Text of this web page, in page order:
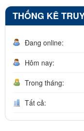
THỐNG KÊ
Đang online:
Hôm nay:
Trong tháng:
Tất cả: